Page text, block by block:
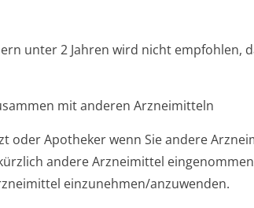
unter 2 Jahren wird nicht empfohlen,
mit anderen Arzneimitteln
oder Apotheker wenn Sie andere
andere Arzneimittel
einzunehmen/an­zuwenden.